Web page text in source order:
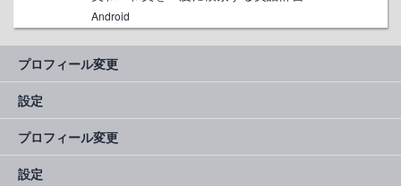
Android
プロフィール変更
設定
プロフィール変更
設定